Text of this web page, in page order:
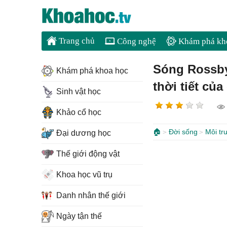
Trang chủ Công nghệ Khám phá
Sóng
thời tiết của
🏠 Đời sống Môi
Khám phá khoa học
Sinh vật học
Khảo cổ học
Đại dương học
Thế giới động vật
Khoa học vũ trụ
Danh nhân thế giới
Ngày tận thế